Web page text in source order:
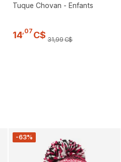
Tuque Chovan - Enfants
14 07 C$ 31,99C$
-63%